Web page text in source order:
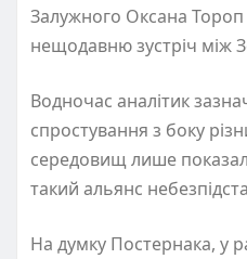
Залужного Оксана
нещодавню зустріч між
Водночас аналітик
спростування з боку
середовищ лише
такий альянс
На думку Постернака, у